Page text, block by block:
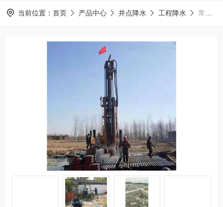
当前位置： 首页 产品中心 井点降水 工程降水 常熟井点降水,苏州基础管井降水公司